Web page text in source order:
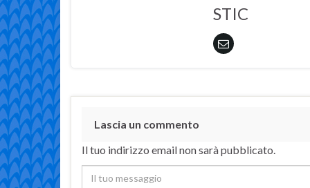
STIC
Lascia un commento
Il tuo indirizzo email non sarà pubblicato.